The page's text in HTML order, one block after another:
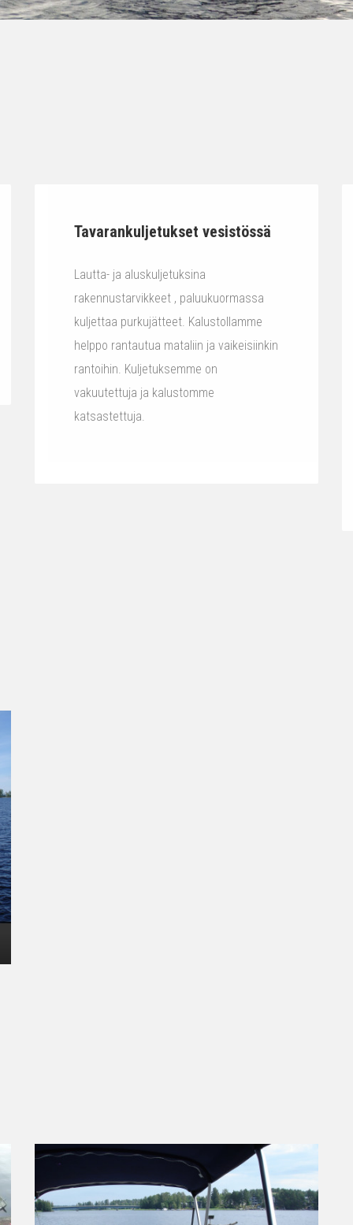
Tavarankuljetukset vesistössä
Lautta- ja aluskuljetuksina
rakennustarvikkeet , paluukuormassa
kuljettaa purkujätteet. Kalustollamme
helppo rantautua mataliin ja vaikeisiinkin
rantoihin. Kuljetuksemme on
vakuutettuja ja kalustomme
katsastettuja.